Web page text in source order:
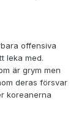
offensiva
leka med.
är grym men
deras försvar
koreanerna